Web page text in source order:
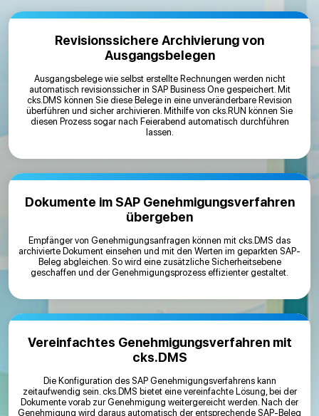
Revisionssichere Archivierung von
Ausgangsbelegen
Ausgangsbelege wie selbst erstellte Rechnungen werden nicht
automatisch revisionssicher in SAP Business One gespeichert. Mit
cks.DMS können Sie diese Belege in eine unveränderbare Revision
überführen und sicher archivieren. Mithilfe von cks.RUN können Sie
diesen Prozess sogar nach Feierabend automatisch durchführen
lassen.
Dokumente im SAP Genehmigungsverfahren
übergeben
Empfänger von Genehmigungsanfragen können mit cks.DMS das
archivierte Dokument einsehen und mit den Werten im geparkten SAP-
Beleg abgleichen. So wird eine zusätzliche Sicherheitsebene
geschaffen und der Genehmigungsprozess effizienter gestaltet.
Vereinfachtes Genehmigungsverfahren mit
cks.DMS
Die Konfiguration des SAP Genehmigungsverfahrens kann
zeitaufwendig sein. cks.DMS bietet eine vereinfachte Lösung, bei der
Dokumente vorab zur Genehmigung weitergereicht werden. Nach der
Genehmigung wird daraus automatisch der entsprechende SAP-Beleg